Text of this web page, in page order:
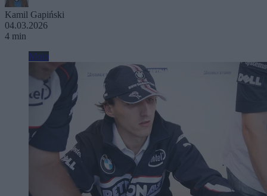
Kamil Gapiński
04.03.2026
4 min
Moto